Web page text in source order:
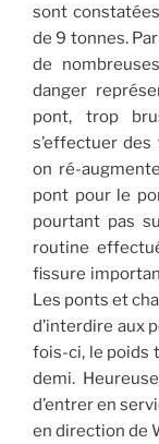
sont
de 9 tonnes.
de
danger
pont, trop
s’effectuer
on ré-
pont pour le
pourtant pas
routine
fissure
Les ponts et
d’interdire aux
fois-ci, le poids
demi.
d’entrer en
en direction de